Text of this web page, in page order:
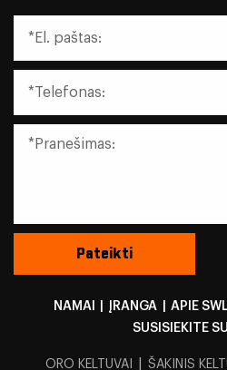
NAMAI ĮRANGA APIE
SUSISIEKITE
ORO KELTUVAI ŠAKINIS